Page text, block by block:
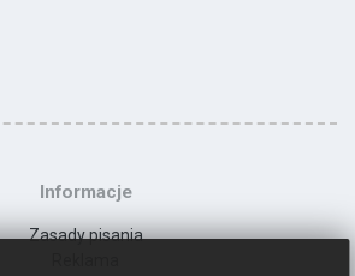
Informacje
Zasady pisania